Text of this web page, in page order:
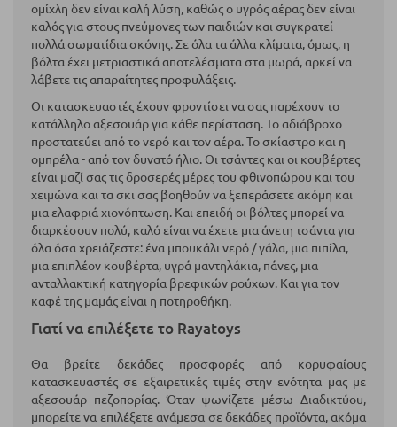
ομίχλη δεν είναι καλή λύση, καθώς ο υγρός αέρας δεν είναι
καλός για στους πνεύμονες των παιδιών και συγκρατεί
πολλά σωματίδια σκόνης. Σε όλα τα άλλα κλίματα, όμως, η
βόλτα έχει μετριαστικά αποτελέσματα στα μωρά, αρκεί να
λάβετε τις απαραίτητες προφυλάξεις.
Οι κατασκευαστές έχουν φροντίσει να σας παρέχουν το
κατάλληλο αξεσουάρ για κάθε περίσταση. Το αδιάβροχο
προστατεύει από το νερό και τον αέρα. Το σκίαστρο και η
ομπρέλα - από τον δυνατό ήλιο. Οι τσάντες και οι κουβέρτες
είναι μαζί σας τις δροσερές μέρες του φθινοπώρου και του
χειμώνα και τα σκι σας βοηθούν να ξεπεράσετε ακόμη και
μια ελαφριά χιονόπτωση. Και επειδή οι βόλτες μπορεί να
διαρκέσουν πολύ, καλό είναι να έχετε μια άνετη τσάντα για
όλα όσα χρειάζεστε: ένα μπουκάλι νερό / γάλα, μια πιπίλα,
μια επιπλέον κουβέρτα, υγρά μαντηλάκια, πάνες, μια
ανταλλακτική κατηγορία βρεφικών ρούχων. Και για τον
καφέ της μαμάς είναι η ποτηροθήκη.
Γιατί να επιλέξετε το Rayatoys
Θα βρείτε δεκάδες προσφορές από κορυφαίους
κατασκευαστές σε εξαιρετικές τιμές στην ενότητα μας με
αξεσουάρ πεζοπορίας. Όταν ψωνίζετε μέσω Διαδικτύου,
μπορείτε να επιλέξετε ανάμεσα σε δεκάδες προϊόντα, ακόμα